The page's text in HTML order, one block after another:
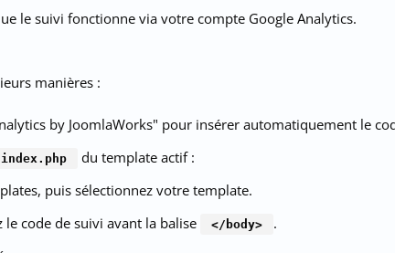
le suivi fonctionne via votre compte Google Analytics.
manières :
by JoomlaWorks" pour insérer automatiquement le
index.php
du template actif :
puis sélectionnez votre template.
le code de suivi avant la balise </body>
.